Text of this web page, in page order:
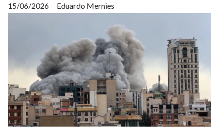
Eduardo Mernies
15/06/2026